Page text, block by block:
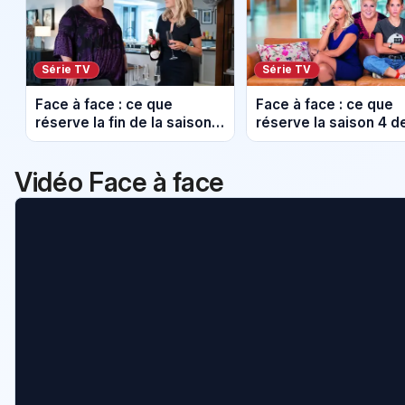
Série TV
Face à face : ce que
réserve la fin de la saison 4
sur France 3
Série TV
Face à face : ce que
réserve la saison 4
retour sur France 3
Vidéo Face à face